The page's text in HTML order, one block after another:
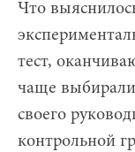
Что
тест,
чаще
своего
контрольной